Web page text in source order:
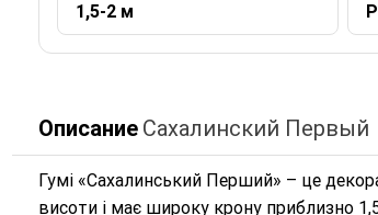
1,5-2 м
Описание Сахалинский Первый
Гумі «Сахалинський Перший» – це
висоти і має широку крону приблизно